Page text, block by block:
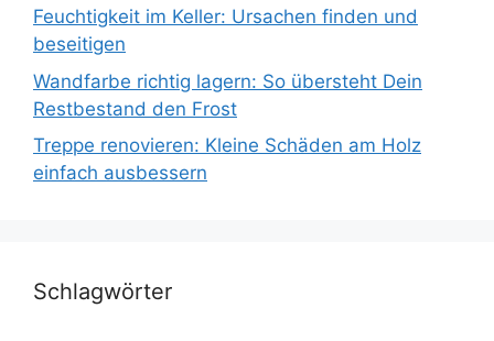
Feuchtigkeit im Keller: Ursachen finden und
beseitigen
Wandfarbe richtig lagern: So übersteht Dein
Restbestand den Frost
Treppe renovieren: Kleine Schäden am Holz
einfach ausbessern
Schlagwörter